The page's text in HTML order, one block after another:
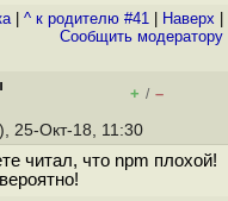
| ^ к родителю #41 Наверх
Cообщить модератору
+ / –
25-Окт-18, 11:30
читал, что npm плохой!